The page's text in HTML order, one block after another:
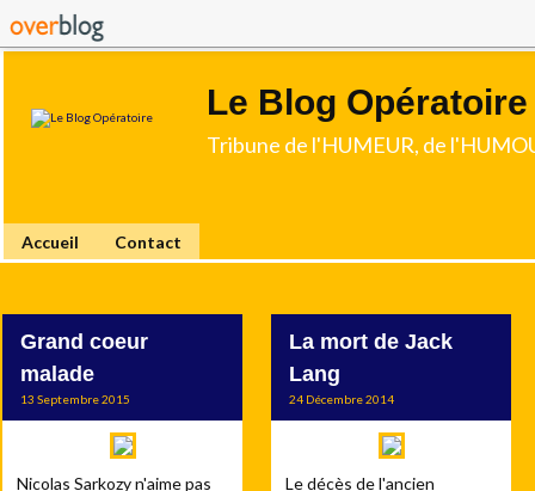
Le Blog Opératoire
Tribune de l'HUMEUR, de
Accueil Contact
Grand coeur
malade
13 Septembre 2015
Nicolas Sarkozy n'aime pas
La mort de Jack
Lang
24 Décembre 2014
Le décès de l'ancien